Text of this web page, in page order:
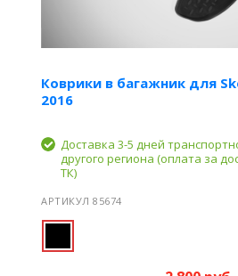
Коврики в багажник для
2016
Доставка 3-5 дней
другого региона (оплата за
ТК)
АРТИКУЛ 85674